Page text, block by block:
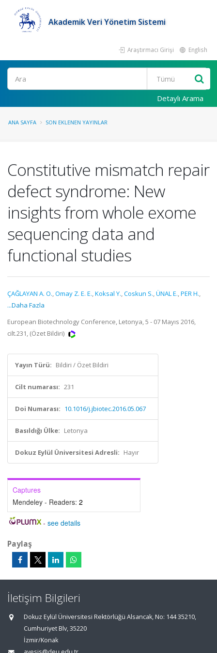
Akademik Veri Yönetim Sistemi
Araştırmacı Girişi English
Ara
Detaylı Arama
ANA SAYFA SON EKLENEN YAYINLAR
Constitutive mismatch repair
defect syndrome: New
insights from whole exome
sequencing data and
functional studies
ÇAĞLAYAN A. O.,Omay Z. E. E.,Koksal Y.,Coskun S.,ÜNAL E.,PER H.,
...Daha Fazla
European Biotechnology Conference, Letonya, 5 - 07 Mayıs 2016,
cilt.231, (Özet Bildiri)
Yayın Türü: Bildiri / Özet Bildiri
Cilt numarası: 231
Doi Numarası: 10.1016/j.jbiotec.2016.05.067
Basıldığı Ülke: Letonya
Dokuz Eylül Üniversitesi Adresli: Hayır
Captures
Mendeley - Readers: 2
- see details
Paylaş
İletişim Bilgileri
Dokuz Eylül Üniversitesi Rektörlüğü Alsancak, No: 144 35210,
Cumhuriyet Blv, 35220
İzmir/Konak